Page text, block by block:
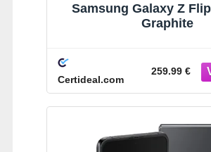
Samsung Galaxy Z
Graphite
Certideal.com
259.99 €